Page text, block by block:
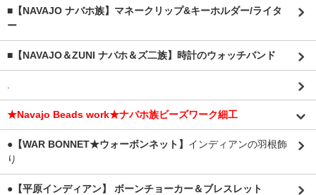
■【NAVAJO ナバホ族】マネークリップ&キーホルダー/ライタ
ー
■【NAVAJO＆ZUNI ナバホ＆ズ二族】時計のウォッチバンド
★Navajo Beads work★ナバホ族ビーズワーク細工
●【WAR BONNET★ウォーボンネット】 インディアンの羽根飾
り
●【平原インディアン】 ボーンチョーカー＆ブレスレット